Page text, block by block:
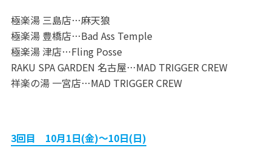
極楽湯 三島店…麻天狼
極楽湯 豊橋店…Bad Ass Temple
極楽湯 津店…Fling Posse
RAKU SPA GARDEN 名古屋…MAD TRIGGER CREW
祥楽の湯 一宮店…MAD TRIGGER CREW
3回目 10月1日(金)～10日(日)